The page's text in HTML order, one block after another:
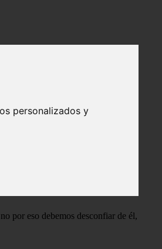
personalizados y
por eso debemos desconfiar de él,